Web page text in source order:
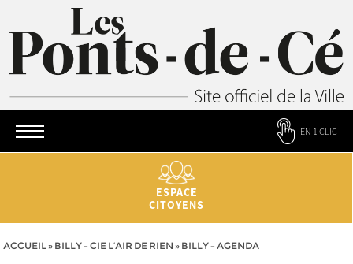
EN 1 CLIC
ESPACE
CITOYENS
ACCUEIL» BILLY – CIE L’AIR DE RIEN » BILLY – AGENDA